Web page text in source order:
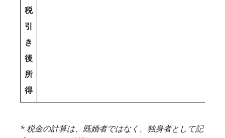
税
引
き
後
所
得
* 税金の計算は、既婚者ではなく、独身者として記